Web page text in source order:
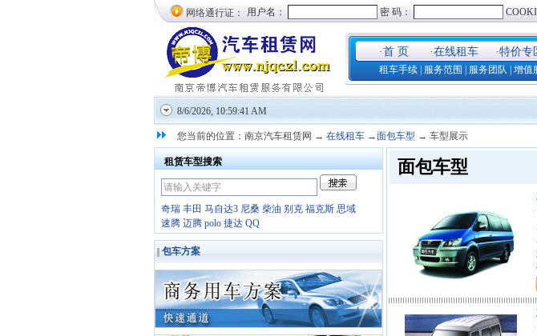
网络通行证：
·首 页 ·在线租车 ·特价专
租车手续| 服务范围 服务团队 增值
8/6/2026, 10:59:41 AM
您当前的位置：南京汽车租赁网 → 在线租车 →面包车型 → 车型展示
租赁车型搜索
奇瑞 丰田 马自达3 尼桑 柴油 别克 福克斯 思域
速腾 迈腾 polo 捷达 QQ
包车方案
面包车型